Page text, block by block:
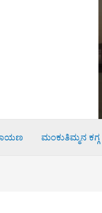
ಮಂಕುತಿಮ್ಮನ ಕಗ್ಗ